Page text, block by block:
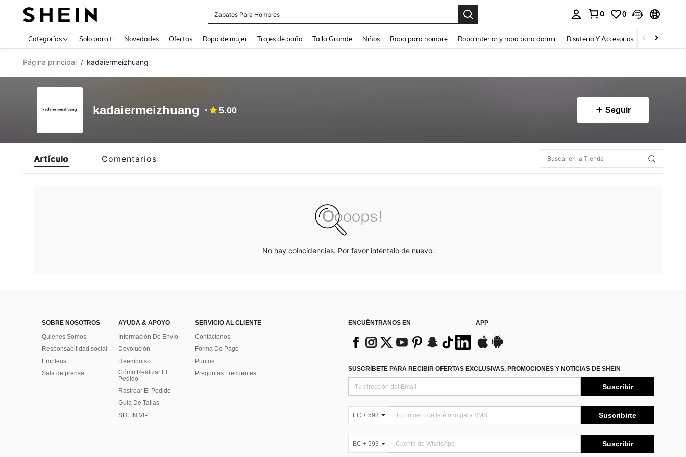
Zapatos Para Hombres
0 0
Categorías Solo para ti Novedades Ofertas Ropa de mujer Trajes de baño Talla Grande Niños Ropa para hombre Ropa interior y ropa para dormir Bisutería Y Accesorios Zapatos
Página principal / kadaiermeizhuang
kadaiermeizhuang 5.00 Seguir
Artículo Comentarios
No hay coincidencias. Por favor inténtalo de nuevo.
SOBRE NOSOTROS
Quienes Somos
Responsabilidad social
Empleos
Sala de prensa
AYUDA & APOYO
Información De Envío
Devolución
Reembolso
Cómo Realizar El
Pedido
Rastrear El Pedido
Guía De Tallas
SHEIN VIP
SERVICIO AL CLIENTE
Contáctenos
Forma De Pago
Puntos
Preguntas Frecuentes
ENCUÉNTRANOS EN APP
SUSCRÍBETE PARA RECIBIR OFERTAS EXCLUSIVAS, PROMOCIONES Y NOTICIAS DE SHEIN
Suscribir
EC + 593 Suscribirte
EC + 593 Suscribir